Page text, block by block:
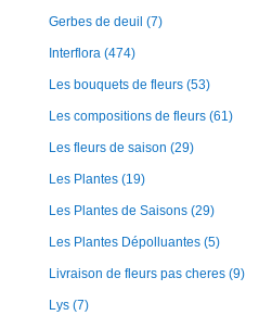
Gerbes de deuil (7)
Interflora (474)
Les bouquets de fleurs (53)
Les compositions de fleurs (61)
Les fleurs de saison (29)
Les Plantes (19)
Les Plantes de Saisons (29)
Les Plantes Dépolluantes (5)
Livraison de fleurs pas cheres (9)
Lys (7)